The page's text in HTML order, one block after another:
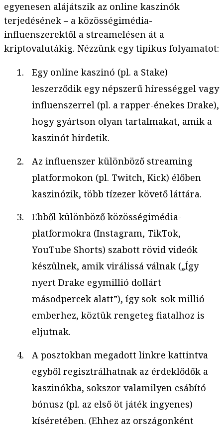
egyenesen alájátszik az online kaszinók
terjedésének – a közösségimédia-
influenszerektől a streamelésen át a
kriptovalutákig. Nézzünk egy tipikus folyamatot:
Egy online kaszinó (pl. a Stake)
leszerződik egy népszerű hírességgel vagy
influenszerrel (pl. a rapper-énekes Drake),
hogy gyártson olyan tartalmakat, amik a
kaszinót hirdetik.
Az influenszer különböző streaming
platformokon (pl. Twitch, Kick) élőben
kaszinózik, több tízezer követő láttára.
Ebből különböző közösségimédia-
platformokra (Instagram, TikTok,
YouTube Shorts) szabott rövid videók
készülnek, amik virálissá válnak („Így
nyert Drake egymillió dollárt
másodpercek alatt”), így sok-sok millió
emberhez, köztük rengeteg fiatalhoz is
eljutnak.
A posztokban megadott linkre kattintva
egyből regisztrálhatnak az érdeklődők a
kaszinókba, sokszor valamilyen csábító
bónusz (pl. az első öt játék ingyenes)
kíséretében. (Ehhez az országonként